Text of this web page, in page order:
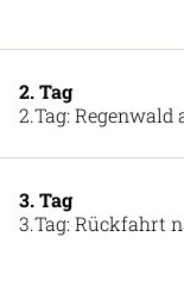
2. Tag
2.Tag: Regenwald
3. Tag
3.Tag: Rückfahrt